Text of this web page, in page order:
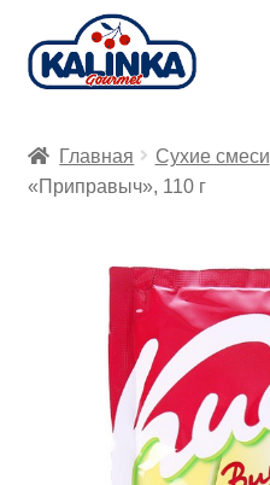
Перейти
к
Перейти
к
Заказ онлайн
Главная Сухие смеси
«Приправыч», 110 г